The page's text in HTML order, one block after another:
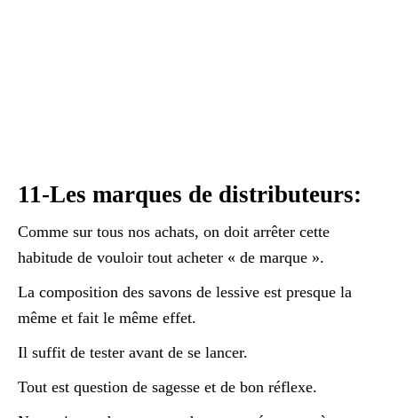
11-Les marques de distributeurs:
Comme sur tous nos achats, on doit arrêter cette
habitude de vouloir tout acheter « de marque ».
La composition des savons de lessive est presque la
même et fait le même effet.
Il suffit de tester avant de se lancer.
Tout est question de sagesse et de bon réflexe.